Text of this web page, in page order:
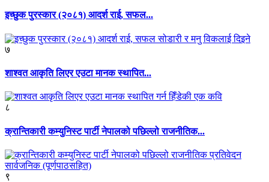
इच्छुक पुरस्कार (२०८१) आदर्श राई, सफल...
७
शाश्वत आकृति लिएर एउटा मानक स्थापित...
८
क्रान्तिकारी कम्युनिस्ट पार्टी नेपालको पछिल्लो राजनीतिक...
९